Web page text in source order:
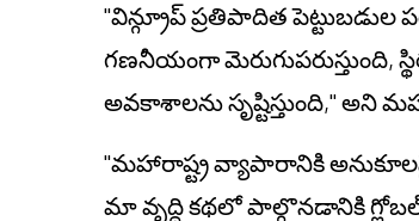
"విన్గ్రూప్ ప్రతిపాదిత
గణనీయంగా మెరుగుపరుస్తుంది,
అవకాశాలను సృష్టిస్తుంది," అని
"మహారాష్ట్ర వ్యాపారానికి
మా వృద్ధి కథలో పాల్గొనడానికి